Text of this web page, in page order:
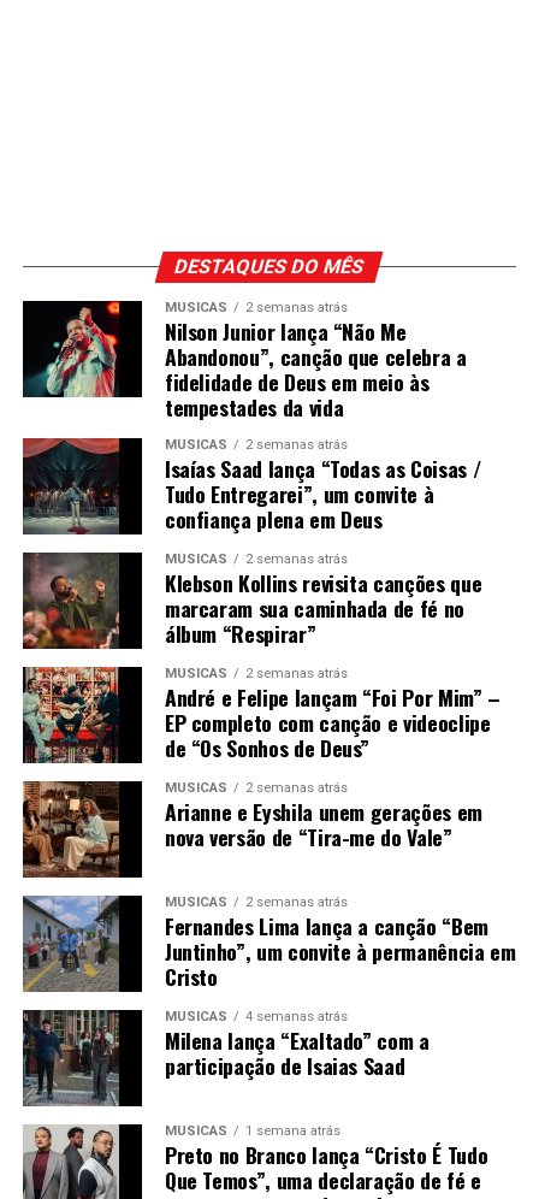
DESTAQUES DO MÊS
MÚSICAS 2 semanas atrás
Nilson Junior lança “Não Me
Abandonou”, canção que celebra a
fidelidade de Deus em meio às
tempestades da vida
MÚSICAS 2 semanas atrás
Isaías Saad lança “Todas as Coisas /
Tudo Entregarei”, um convite à
confiança plena em Deus
MÚSICAS 2 semanas atrás
Klebson Kollins revisita canções que
marcaram sua caminhada de fé no
álbum “Respirar”
MÚSICAS 2 semanas atrás
André e Felipe lançam “Foi Por Mim” –
EP completo com canção e videoclipe
de “Os Sonhos de Deus”
MÚSICAS 2 semanas atrás
Arianne e Eyshila unem gerações em
nova versão de “Tira-me do Vale”
MÚSICAS 2 semanas atrás
Fernandes Lima lança a canção “Bem
Juntinho”, um convite à permanência em
Cristo
MÚSICAS 4 semanas atrás
Milena lança “Exaltado” com a
participação de Isaias Saad
MÚSICAS 1 semana atrás
Preto no Branco lança “Cristo É Tudo
Que Temos”, uma declaração de fé e